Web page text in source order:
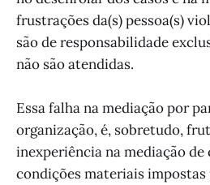
frustrações da(s) pessoa(s)
são de responsabilidade
não são atendidas.
Essa falha na mediação por
organização, é, sobretudo,
inexperiência na mediação
condições materiais